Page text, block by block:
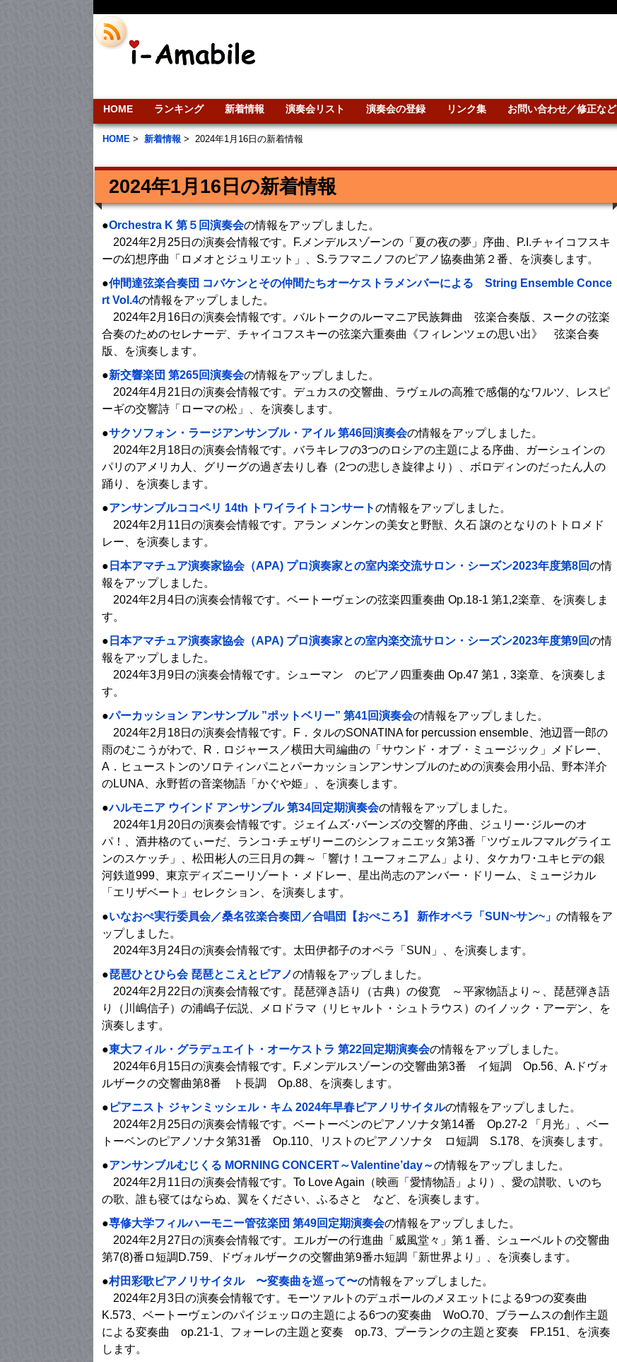
HOME ランキング 新着情報 演奏会リスト 演奏会の登録 リンク集 お問い合わせ／修正など
HOME > 新着情報 > 2024年1月16日の新着情報
2024年1月16日の新着情報
●Orchestra K 第５回演奏会の情報をアップしました。
2024年2月25日の演奏会情報です。F.メンデルスゾーンの「夏の夜の夢」序曲、P.I.チャイコフスキ
ーの幻想序曲「ロメオとジュリエット」、S.ラフマニノフのピアノ協奏曲第２番、を演奏します。
●仲間達弦楽合奏団 コバケンとその仲間たちオーケストラメンバーによる String Ensemble Conce
rt Vol.4の情報をアップしました。
2024年2月16日の演奏会情報です。バルトークのルーマニア民族舞曲 弦楽合奏版、スークの弦楽
合奏のためのセレナーデ、チャイコフスキーの弦楽六重奏曲《フィレンツェの思い出》 弦楽合奏
版、を演奏します。
●新交響楽団 第265回演奏会の情報をアップしました。
2024年4月21日の演奏会情報です。デュカスの交響曲、ラヴェルの高雅で感傷的なワルツ、レスピ
ーギの交響詩「ローマの松」、を演奏します。
●サクソフォン・ラージアンサンブル・アイル 第46回演奏会の情報をアップしました。
2024年2月18日の演奏会情報です。バラキレフの3つのロシアの主題による序曲、ガーシュインの
パリのアメリカ人、グリーグの過ぎ去りし春（2つの悲しき旋律より）、ボロディンのだったん人の
踊り、を演奏します。
●アンサンブルココペリ 14th トワイライトコンサートの情報をアップしました。
2024年2月11日の演奏会情報です。アラン メンケンの美女と野獣、久石 譲のとなりのトトロメド
レー、を演奏します。
● 日本アマチュア演奏家協会（APA) プロ演奏家との室内楽交流サロン・シーズン2023年度第8回の情
報をアップしました。
2024年2月4日の演奏会情報です。ベートーヴェンの弦楽四重奏曲 Op.18-1 第1,2楽章、を演奏しま
す。
● 日本アマチュア演奏家協会（APA) プロ演奏家との室内楽交流サロン・シーズン2023年度第9回の情
報をアップしました。
2024年3月9日の演奏会情報です。シューマン のピアノ四重奏曲 Op.47 第1，3楽章、を演奏しま
す。
●パーカッション アンサンブル ”ポットベリー” 第41回演奏会の情報をアップしました。
2024年2月18日の演奏会情報です。F．タルのSONATINA for percussion ensemble、池辺晋一郎の
雨のむこうがわで、R．ロジャース／横田大司編曲の「サウンド・オブ・ミュージック」メドレー、
A．ヒューストンのソロティンパニとパーカッションアンサンブルのための演奏会用小品、野本洋介
のLUNA、永野哲の音楽物語「かぐや姫」、を演奏します。
●ハルモニア ウインド アンサンブル 第34回定期演奏会の情報をアップしました。
2024年1月20日の演奏会情報です。ジェイムズ･バーンズの交響的序曲、ジュリー･ジルーのオ
パ！、酒井格のてぃーだ、ランコ･チェザリーニのシンフォニエッタ第3番「ツヴェルフマルグライエ
ンのスケッチ」、松田彬人の三日月の舞～「響け！ユーフォニアム」より、タケカワ･ユキヒデの銀
河鉄道999、東京ディズニーリゾート・メドレー、星出尚志のアンバー・ドリーム、ミュージカル
「エリザベート」セレクション、を演奏します。
●いなおぺ実行委員会／桑名弦楽合奏団／合唱団【おぺころ】 新作オペラ「SUN~サン~」 の情報をア
ップしました。
2024年3月24日の演奏会情報です。太田伊都子のオペラ「SUN」、を演奏します。
●琵琶ひとひら会 琵琶とこえとピアノの情報をアップしました。
2024年2月22日の演奏会情報です。琵琶弾き語り（古典）の俊寛 ～平家物語より～、琵琶弾き語
り（川嶋信子）の浦嶋子伝説、メロドラマ（リヒャルト・シュトラウス）のイノック・アーデン、を
演奏します。
●東大フィル・グラデュエイト・オーケストラ 第22回定期演奏会の情報をアップしました。
2024年6月15日の演奏会情報です。F.メンデルスゾーンの交響曲第3番 イ短調 Op.56、A.ドヴォ
ルザークの交響曲第8番 ト長調 Op.88、を演奏します。
● ピアニスト ジャンミッシェル・キム 2024年早春ピアノリサイタルの情報をアップしました。
2024年2月25日の演奏会情報です。ベートーベンのピアノソナタ第14番 Op.27-2 「月光」、ベー
トーベンのピアノソナタ第31番 Op.110、リストのピアノソナタ ロ短調 S.178、を演奏します。
●アンサンブルむじくる MORNING CONCERT～Valentine’day～の情報をアップしました。
2024年2月11日の演奏会情報です。To Love Again（映画「愛情物語」より）、愛の讃歌、いのち
の歌、誰も寝てはならぬ、翼をください、ふるさと など、を演奏します。
●専修大学フィルハーモニー管弦楽団 第49回定期演奏会の情報をアップしました。
2024年2月27日の演奏会情報です。エルガーの行進曲「威風堂々」第１番、シューベルトの交響曲
第7(8)番ロ短調D.759、ドヴォルザークの交響曲第9番ホ短調「新世界より」、を演奏します。
●村田彩歌ピアノリサイタル 〜変奏曲を巡って〜の情報をアップしました。
2024年2月3日の演奏会情報です。モーツァルトのデュポールのメヌエットによる9つの変奏曲
K.573、ベートーヴェンのパイジェッロの主題による6つの変奏曲 WoO.70、ブラームスの創作主題
による変奏曲 op.21-1、フォーレの主題と変奏 op.73、プーランクの主題と変奏 FP.151、を演奏
します。